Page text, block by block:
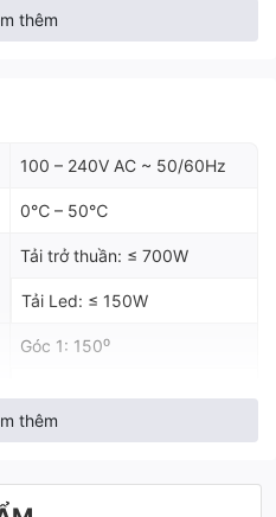
hợp cảm
và điều khiển qua app Lumi
thêm
100 – 240V AC ~ 50/60Hz
0℃ – 50℃
Tải trở thuần: ≤ 700W
Tải Led: ≤ 150W
Góc 1: 150⁰
0 – 10000 lux
thêm